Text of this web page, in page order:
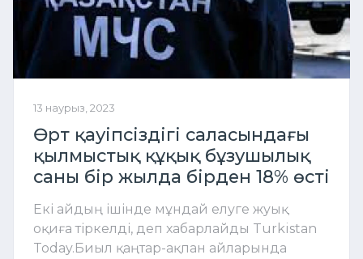
13 наурыз, 2023
Өрт қауіпсіздігі саласындағы
қылмыстық құқық бұзушылық
саны бір жылда бірден 18% өсті
Екі айдың ішінде мұндай елуге жуық
оқиға тіркелді, деп хабарлайды Turkistan
Today.Биыл қаңтар-ақпан айларында